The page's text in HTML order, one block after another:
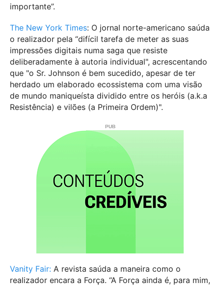
importante”.
The New York Times: O jornal norte-americano saúda
o realizador pela “difícil tarefa de meter as suas
impressões digitais numa saga que resiste
deliberadamente à autoria individual", acrescentando
que "o Sr. Johnson é bem sucedido, apesar de ter
herdado um elaborado ecossistema com uma visão
de mundo maniqueísta dividido entre os heróis (a.k.a
Resistência) e vilões (a Primeira Ordem)".
Vanity Fair: A revista saúda a maneira como o
realizador encara a Força. “A Força ainda é, para mim,